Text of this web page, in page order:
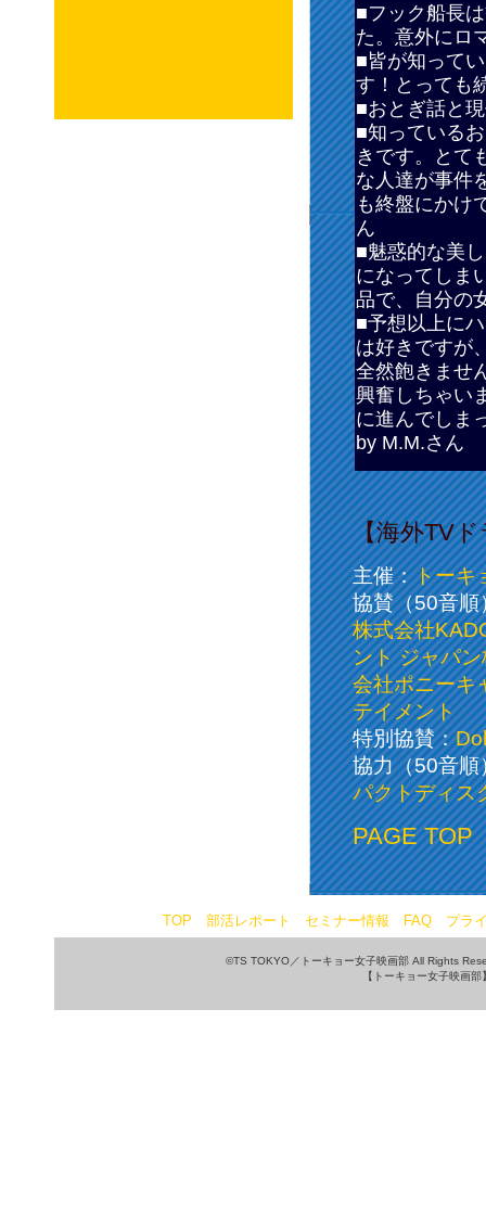
■フック船長
た。意外にロ
■皆が知って
す！とっても
■おとぎ話と
■知っている
きです。とて
な人達が事件
も終盤にかけ
ん
■魅惑的な美
になってしま
品で、自分の
■予想以上に
は好きですが
全然飽きませ
興奮しちゃい
に進んでしま
by M.M.さん
【海外TV
主催：トーキ
協賛（50音順
株式会社
ント ジャパ
会社ポニーキ
テイメント
特別協賛：
協力（50音順
パクトディス
PAGE TOP
TOP 部活レポート セミナー情報 FAQ プラ
©TS TOKYO／トーキョー女子映画部 All Rights
【トーキョー女子映画